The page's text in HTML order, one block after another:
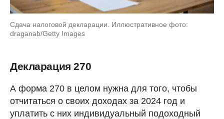
Сдача налоговой декларации. Иллюстративное фото:
draganab/Getty Images
Декларация 270
А форма 270 в целом нужна для того, чтобы
отчитаться о своих доходах за 2024 год и
уплатить с них индивидуальный подоходный